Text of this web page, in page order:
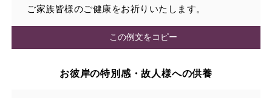
ご家族皆様のご健康をお祈りいたします。
この例文をコピー
お彼岸の特別感・故人様への供養